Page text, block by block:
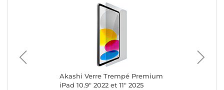
Akashi Verre Trempé Premium
iPad 10.9" 2022 et 11" 2025